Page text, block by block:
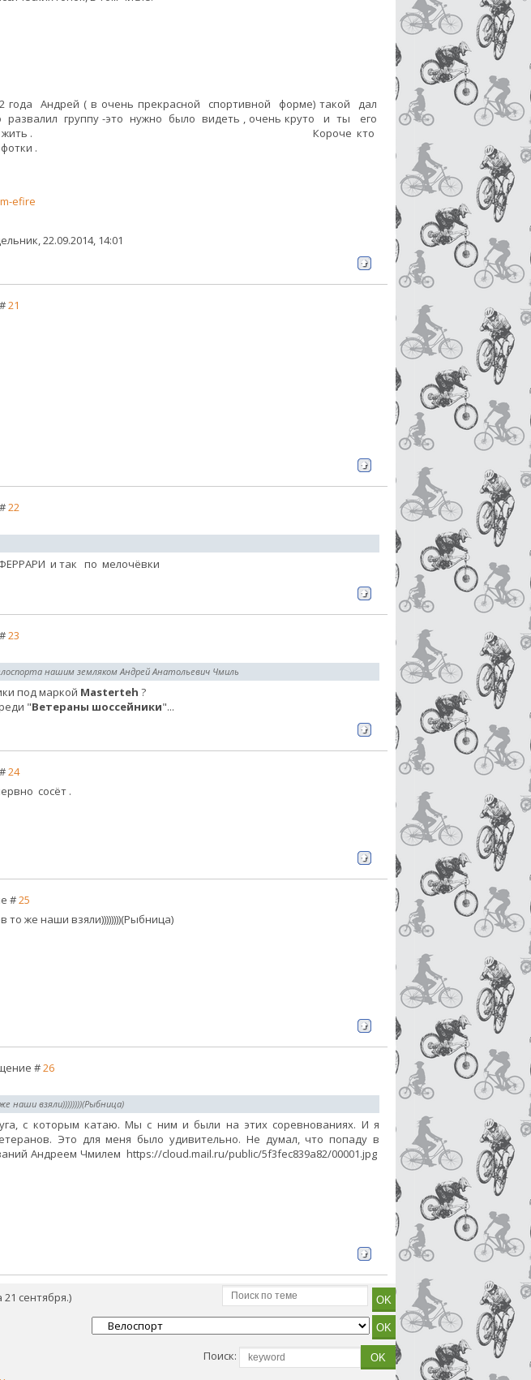
года Андрей ( в очень прекрасной спортивной форме) такой дал
группу -это нужно было видеть , очень круто и ты его
этого стоит жить . Короче кто
.
efire
22.09.2014, 14:01
21
22
и так по мелочёвки
23
нашим земляком Андрей Анатольевич Чмиль
под маркой Masterteh ?
"Ветераны шоссейники"...
24
сосёт .
#25
то же наши взяли))))))))(Рыбница)
#26
наши взяли))))))))(Рыбница)
с которым катаю. Мы с ним и были на этих соревнованиях. И я
Это для меня было удивительно. Не думал, что попаду в
Андреем Чмилем https://cloud.mail.ru/public/5f3fec839a82/00001.jpg
21 сентября.)
Поиск: